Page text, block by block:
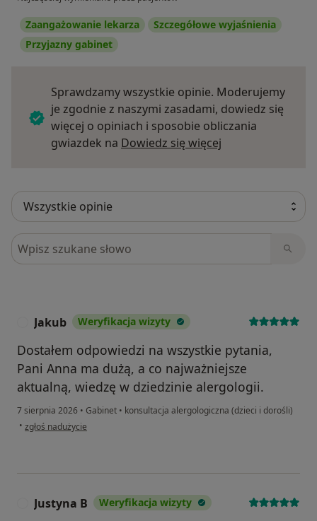
Zaangażowanie lekarza
Szczegółowe wyjaśnienia
Przyjazny gabinet
Sprawdzamy wszystkie opinie. Moderujemy
je zgodnie z naszymi zasadami, dowiedz się
więcej o opiniach i sposobie obliczania
gwiazdek na Dowiedz się więcej
Szukaj w opiniach
Jakub Weryfikacja wizyty
Dostałem odpowiedzi na wszystkie pytania,
Pani Anna ma dużą, a co najważniejsze
aktualną, wiedzę w dziedzinie alergologii.
7 sierpnia 2026 • Gabinet • konsultacja alergologiczna (dzieci i dorośli)
• w opinii użytkownika Jakub
zgłoś nadużycie
Justyna B Weryfikacja wizyty